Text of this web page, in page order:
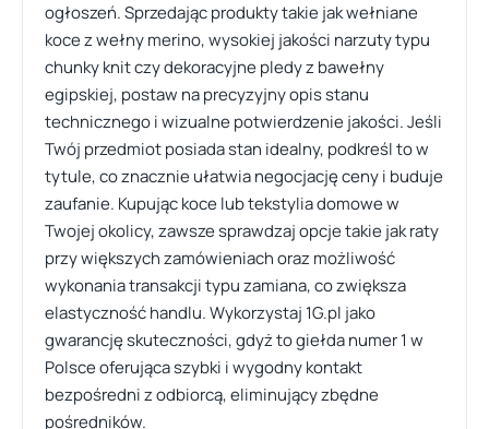
ogłoszeń. Sprzedając produkty takie jak wełniane
koce z wełny merino, wysokiej jakości narzuty typu
chunky knit czy dekoracyjne pledy z bawełny
egipskiej, postaw na precyzyjny opis stanu
technicznego i wizualne potwierdzenie jakości. Jeśli
Twój przedmiot posiada stan idealny, podkreśl to w
tytule, co znacznie ułatwia negocjację ceny i buduje
zaufanie. Kupując koce lub tekstylia domowe w
Twojej okolicy, zawsze sprawdzaj opcje takie jak raty
przy większych zamówieniach oraz możliwość
wykonania transakcji typu zamiana, co zwiększa
elastyczność handlu. Wykorzystaj 1G.pl jako
gwarancję skuteczności, gdyż to giełda numer 1 w
Polsce oferująca szybki i wygodny kontakt
bezpośredni z odbiorcą, eliminujący zbędne
pośredników.